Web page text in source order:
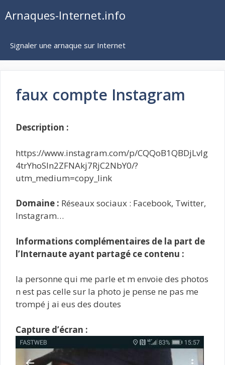
auArnaques-Internet.info
Signaler une arnaque sur Internet
faux compte Instagram
Description :
https://www.instagram.com/p/CQQoB1QBDjLvIg
4trYhoSIn2ZFNAkj7RjC2NbY0/?
utm_medium=copy_link
Domaine : Réseaux sociaux : Facebook, Twitter,
Instagram…
Informations complémentaires de la part de
l’Internaute ayant partagé ce contenu :
la personne qui me parle et m envoie des photos
n est pas celle sur la photo je pense ne pas me
trompé j ai eus des doutes
Capture d’écran :